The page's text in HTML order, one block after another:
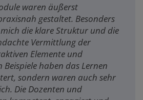
waren äußerst
gestaltet. Besonders
die klare Struktur und die
Vermittlung der
Elemente und
haben das Lernen
sondern waren auch sehr
Die Dozenten und